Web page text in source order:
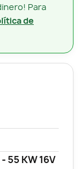
Para
de
- 55 KW 16V